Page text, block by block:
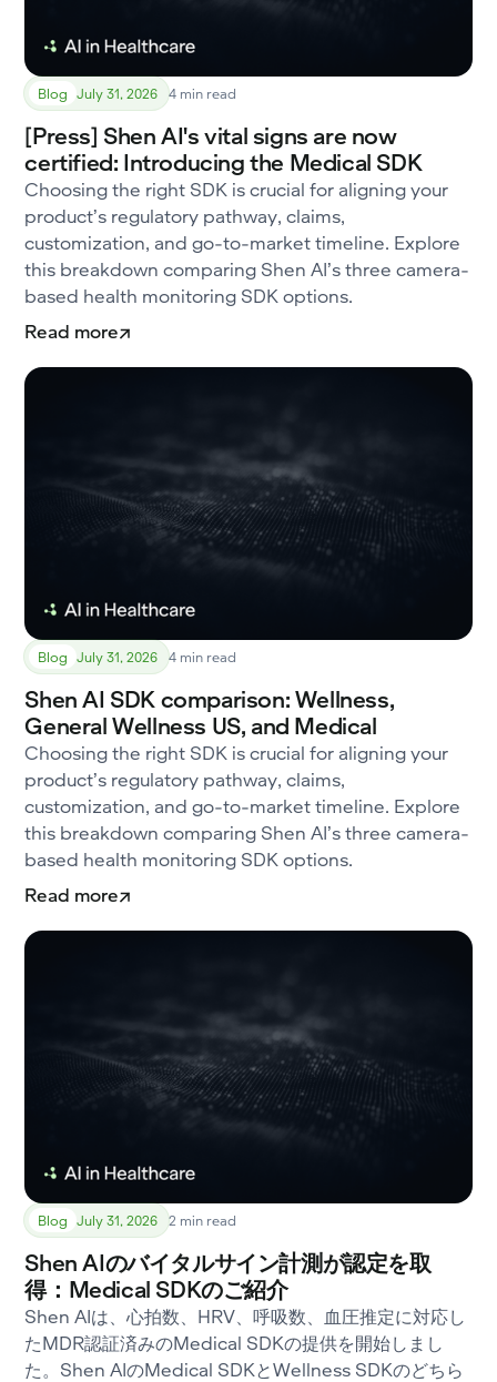
Blog July 31, 2026 4 min read
[Press] Shen AI's vital signs are now
certified: Introducing the Medical SDK
Choosing the right SDK is crucial for aligning your
product’s regulatory pathway, claims,
customization, and go-to-market timeline. Explore
this breakdown comparing Shen AI’s three camera-
based health monitoring SDK options.
Read more
Blog July 31, 2026 4 min read
Shen AI SDK comparison: Wellness,
General Wellness US, and Medical
Choosing the right SDK is crucial for aligning your
product’s regulatory pathway, claims,
customization, and go-to-market timeline. Explore
this breakdown comparing Shen AI’s three camera-
based health monitoring SDK options.
Read more
Blog July 31, 2026 2 min read
Shen AIのバイタルサイン計測が認定を取
得：Medical SDKのご紹介
Shen AIは、心拍数、HRV、呼吸数、血圧推定に対応し
たMDR認証済みのMedical SDKの提供を開始しまし
た。Shen AIのMedical SDKとWellness SDKのどちら